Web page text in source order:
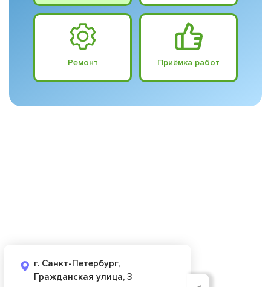
Ремонт Приёмка работ
г. Санкт-Петербург,
Гражданская улица, 3